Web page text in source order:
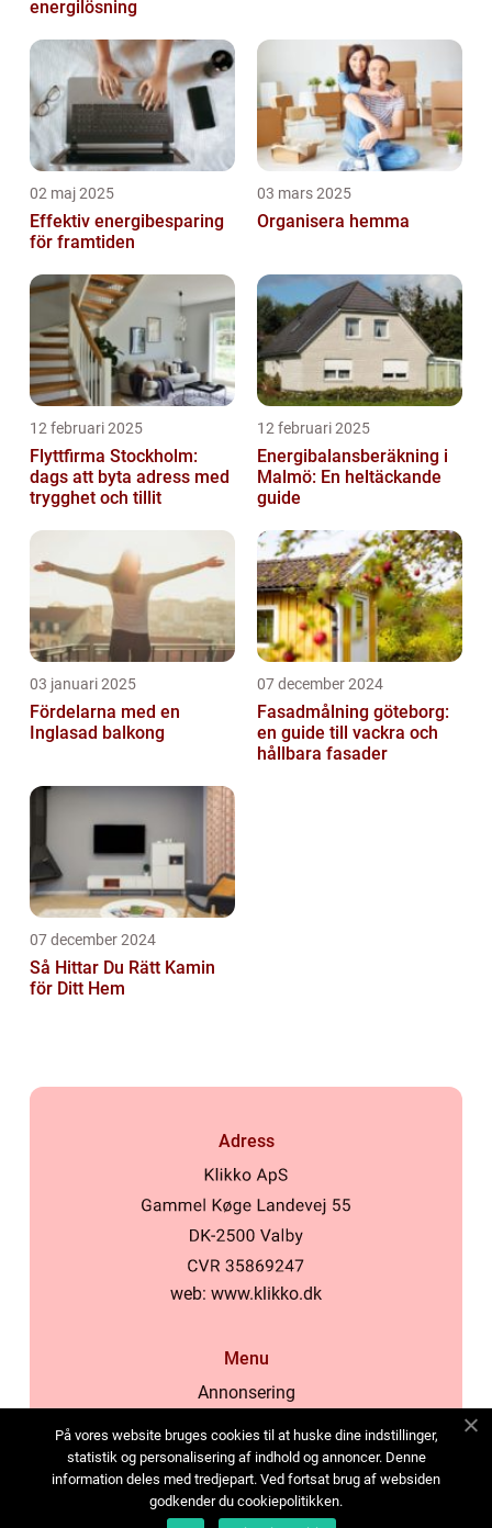
energilösning
02 maj 2025
Effektiv energibesparing
för framtiden
03 mars 2025
Organisera hemma
12 februari 2025
Flyttfirma Stockholm:
dags att byta adress med
trygghet och tillit
12 februari 2025
Energibalansberäkning i
Malmö: En heltäckande
guide
03 januari 2025
Fördelarna med en
Inglasad balkong
07 december 2024
Fasadmålning göteborg:
en guide till vackra och
hållbara fasader
07 december 2024
Så Hittar Du Rätt Kamin
för Ditt Hem
Adress
web: www.klikko.dk
Menu
Annonsering
Cookies
Kontakta oss
Sitemap
På vores website bruges cookies til at huske dine indstillinger,
statistik og personalisering af indhold og annoncer. Denne
information deles med tredjepart. Ved fortsat brug af websiden
godkender du cookiepolitikken.